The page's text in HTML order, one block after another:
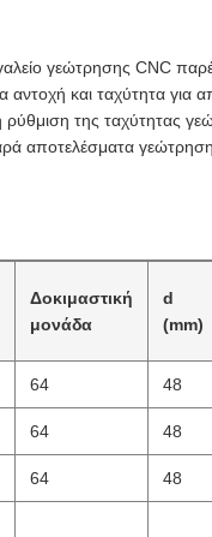
γεώτρησης CNC
και ταχύτητα για
της ταχύτητας
αποτελέσματα
Δοκιμαστική
μονάδα
d
(mm)
64 48
64 48
64 48